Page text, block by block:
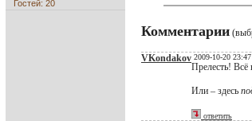
Гостей: 20
Комментарии
VKondakov 2009-10-20 23:47
Прелесть! Всё
Или – здесь
ответить